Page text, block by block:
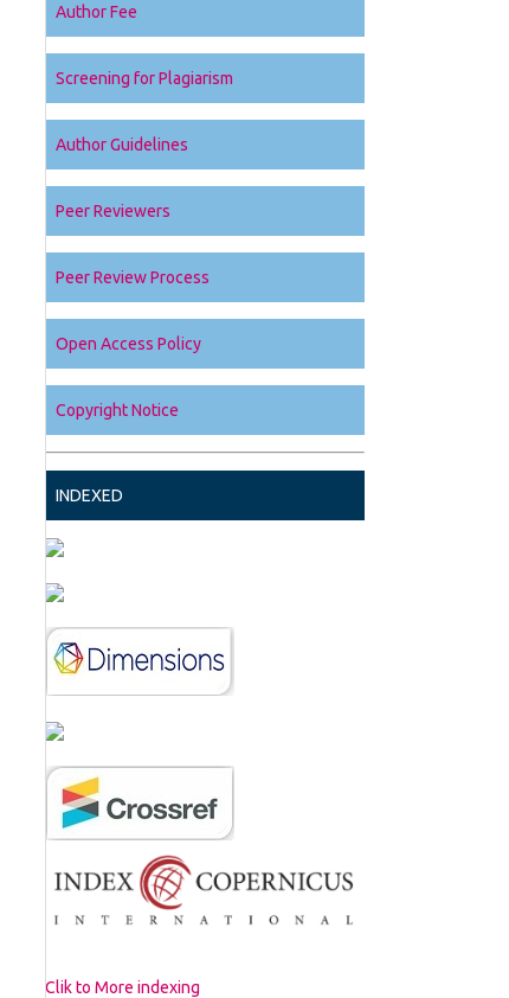
Author Fee
Screening for Plagiarism
Author Guidelines
Peer Reviewers
Peer Review Process
Open Access Policy
Copyright Notice
INDEXED
Clik to More indexing